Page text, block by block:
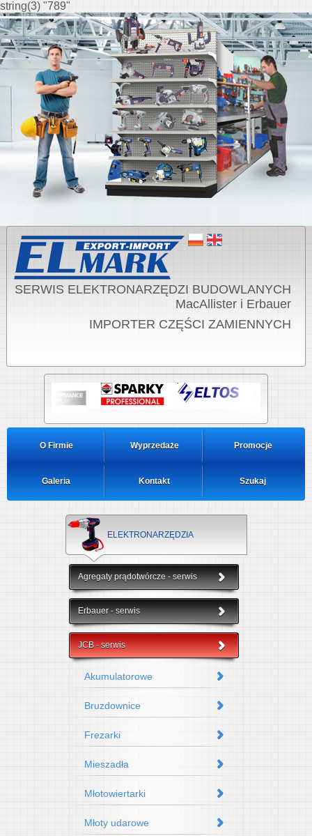
string(3) "789"
SERWIS ELEKTRONARZĘDZI BUDOWLANYCH
MacAllister i Erbauer
IMPORTER CZĘŚCI ZAMIENNYCH
O Firmie Wyprzedaże Promocje
Galeria Kontakt Szukaj
ELEKTRONARZĘDZIA
Agregaty prądotwórcze - serwis
Erbauer - serwis
JCB - serwis
Akumulatorowe
Bruzdownice
Frezarki
Mieszadła
Młotowiertarki
Młoty udarowe